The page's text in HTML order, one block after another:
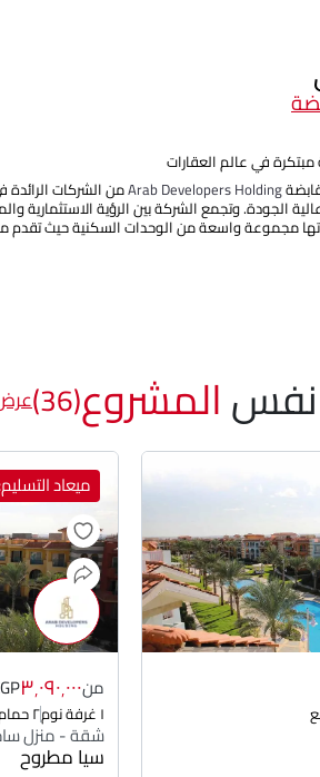
في عالم العقارات
Arab Developers Holdingمن الشركات الرائدة
الجودة. وتجمع الشركة بين الرؤية الاستثمارية
مجموعة واسعة من الوحدات السكنية حيث
نفسالمشروع(36)
ميعاد التسليم: 2025
من٣٬٠٩٠٬٠٠٠
١ غرفة نوم ٢ حمام
شقة - منزل
سيا مطروح